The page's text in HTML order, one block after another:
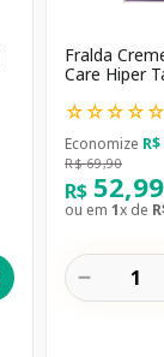
Fralda
Care Hiper
☆☆☆☆☆
Economize R$
R$ 69,90
R$ 52,99
ou em 1x de
－